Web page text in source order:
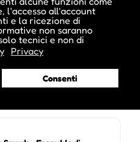
l'accesso all'account
e la ricezione di
non saranno
tecnici e non di
Privacy
Consenti